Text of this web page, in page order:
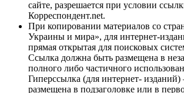
сайте, разрешается при условии
Корреспондент.net.
При копировании материалов со
Украины и мира», для интернет-
прямая открытая для поисковых
Ссылка должна быть размещена в
полного либо частичного
Гиперссылка (для интернет-
размещена в подзаголовке или в